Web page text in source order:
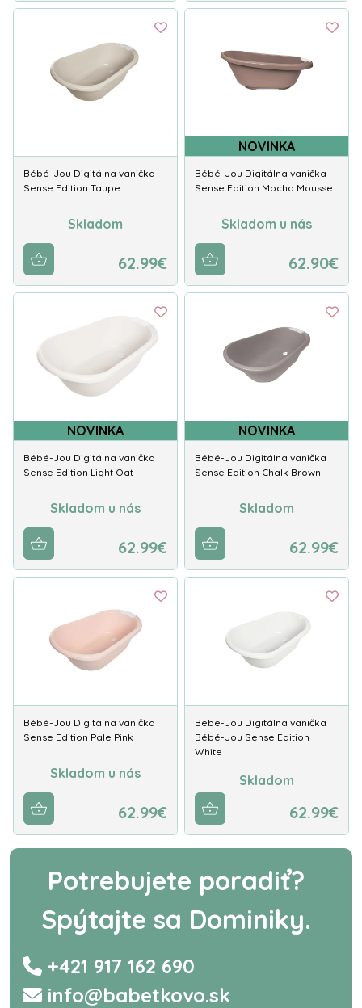
Bébé-Jou Digitálna vanička
Sense Edition Taupe
Skladom
62.99€
NOVINKA
Bébé-Jou Digitálna vanička
Sense Edition Mocha Mousse
Skladom u nás
62.90€
NOVINKA
Bébé-Jou Digitálna vanička
Sense Edition Light Oat
Skladom u nás
62.99€
NOVINKA
Bébé-Jou Digitálna vanička
Sense Edition Chalk Brown
Skladom
62.99€
Bébé-Jou Digitálna vanička
Sense Edition Pale Pink
Skladom u nás
62.99€
Bebe-Jou Digitálna vanička
Bébé-Jou Sense Edition
White
Skladom
62.99€
Potrebujete poradiť?
Spýtajte sa Dominiky.
+421 917 162 690
info@babetkovo.sk